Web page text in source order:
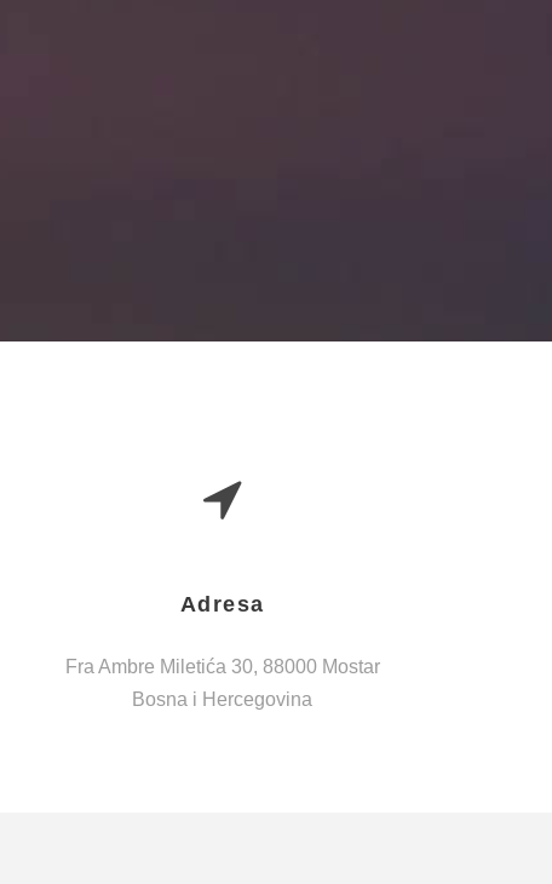
Adresa
Fra Ambre Miletića 30, 88000 Mostar
Bosna i Hercegovina